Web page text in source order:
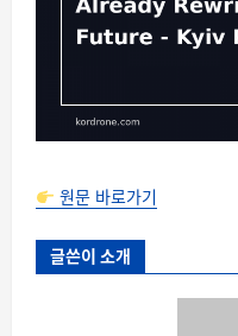
원문 바로가기
글쓴이 소개